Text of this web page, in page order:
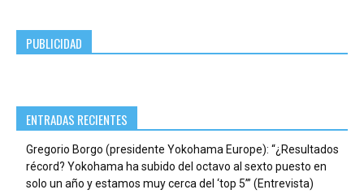
PUBLICIDAD
ENTRADAS RECIENTES
Gregorio Borgo (presidente Yokohama Europe): “¿Resultados
récord? Yokohama ha subido del octavo al sexto puesto en
solo un año y estamos muy cerca del ‘top 5’” (Entrevista)